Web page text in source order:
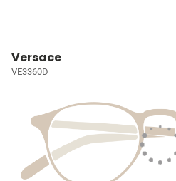
Versace
VE3360D